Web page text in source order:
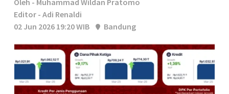
Oleh - Muhammad Wildan Pratomo
Editor - Adi Renaldi
02 Jun 2026 19:20 WIB
Bandung